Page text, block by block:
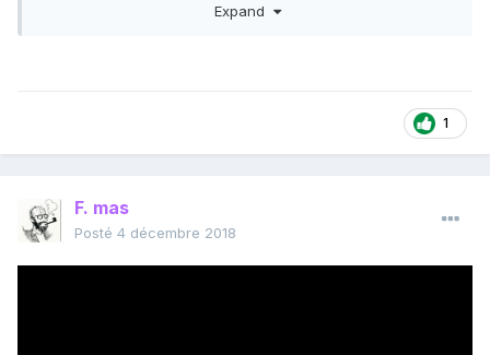
créatifs » (spécialistes du marketing, architectes,
Bien qu’ils représentent moins de 5 % de la
population, c’est une classe influente puisqu’étant au cœur
société ».
Expand
1
F. mas
Posté 4 décembre 2018